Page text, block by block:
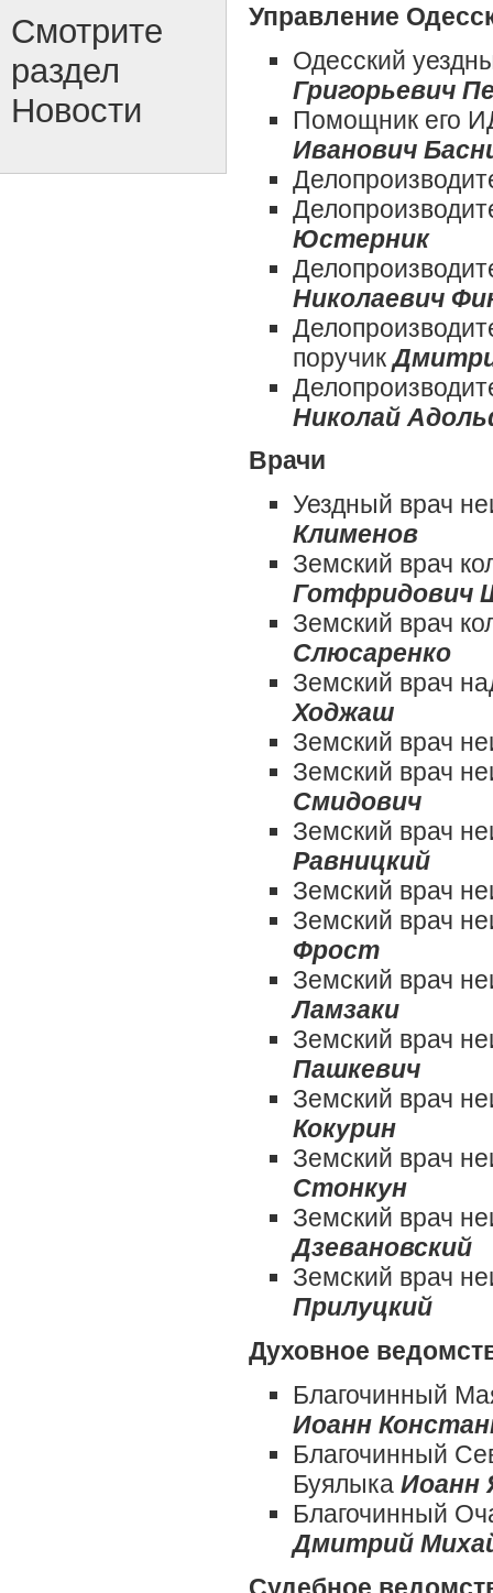
Управление
Одесский
Григорьевич
Помощник его
Иванович
Юстерник
Николаевич
поручик
Николай
Врачи
Уездный врач
Клименов
Земский врач
Готфридович
Земский врач
Слюсаренко
Земский врач
Ходжаш
Земский врач
Земский врач
Смидович
Земский врач
Равницкий
Земский врач
Земский врач
Фрост
Земский врач
Ламзаки
Земский врач
Пашкевич
Земский врач
Кокурин
Земский врач
Стонкун
Земский врач
Дзевановский
Земский врач
Прилуцкий
Духовное
Благочинный
Иоанн
Благочинный
Буялыка Иоанн
Благочинный
Дмитрий
Судебное
Смотрите
раздел
Новости